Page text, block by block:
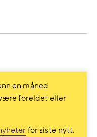
en måned
foreldet eller
for siste nytt.